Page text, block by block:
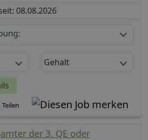
08.08.2026
Gehalt
Teilen
der 3. QE oder